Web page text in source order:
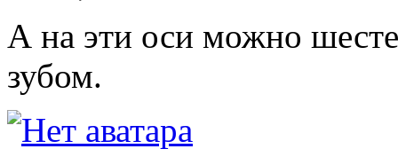
А на эти оси можно
зубом.